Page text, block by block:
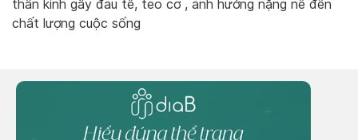
thần kinh gây đau tê, teo cơ , ảnh hưởng nặng nề đến
chất lượng cuộc sống